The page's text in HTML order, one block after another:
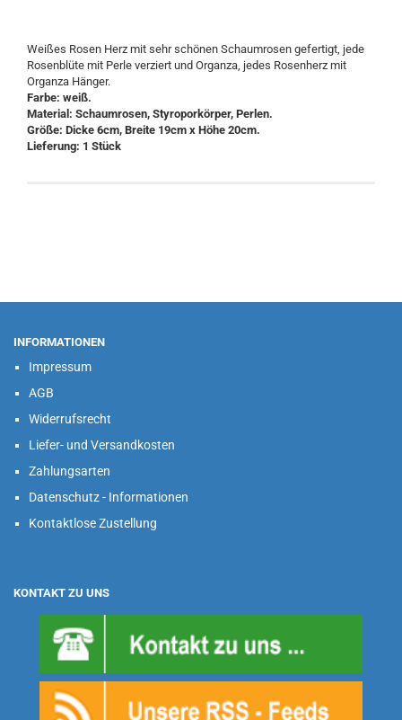
Weißes Rosen Herz mit sehr schönen Schaumrosen gefertigt, jede
Rosenblüte mit Perle verziert und Organza, jedes Rosenherz mit
Organza Hänger.
Farbe: weiß.
Material: Schaumrosen, Styroporkörper, Perlen.
Größe: Dicke 6cm, Breite 19cm x Höhe 20cm.
Lieferung: 1 Stück
INFORMATIONEN
Impressum
AGB
Widerrufsrecht
Liefer- und Versandkosten
Zahlungsarten
Datenschutz - Informationen
Kontaktlose Zustellung
KONTAKT ZU UNS